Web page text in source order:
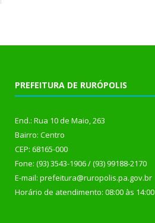
PREFEITURA DE RURÓPOLIS
End.: Rua 10 de Maio, 263
Bairro: Centro
CEP: 68165-000
Fone: (93) 3543-1906 / (93) 99188-2170
E-mail: prefeitura@ruropolis.pa.gov.br
Horário de atendimento: 08:00 às 14:00